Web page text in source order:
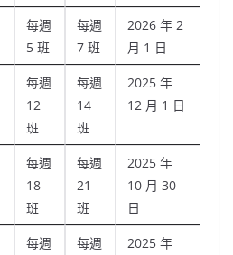
每週
5 班
每週
7 班
2026 年 2
月 1 日
每週
12
班
每週
14
班
2025 年
12 月 1 日
每週
18
班
每週
21
班
2025 年
10 月 30
日
每週
每週
2025 年